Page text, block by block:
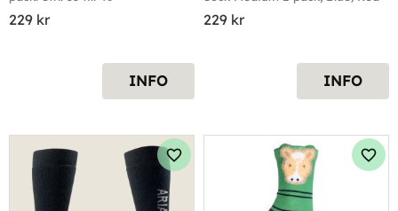
229 kr
INFO
229 kr
INFO
Lägg till i favoriter